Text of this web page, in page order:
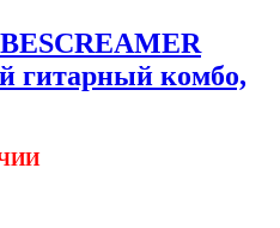
гитарный комбо,